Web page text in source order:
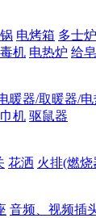
电烤箱 多士
机 电热炉 给
暖器/取暖器/
机 驱鼠器
花洒 火排(燃烧
音频、视频插